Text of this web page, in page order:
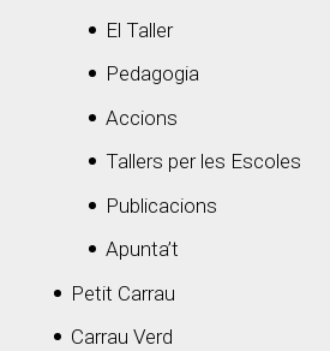
El Taller
Pedagogia
Accions
Tallers per les Escoles
Publicacions
Apunta’t
Petit Carrau
Carrau Verd